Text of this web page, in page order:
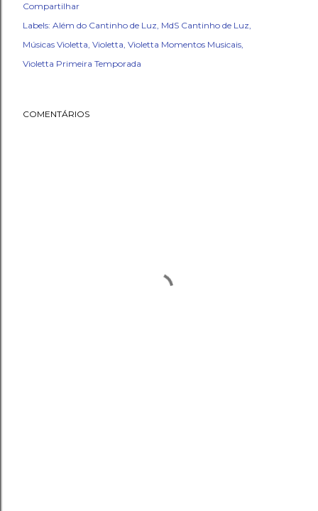
Compartilhar
Labels: Além do Cantinho de Luz MdS Cantinho de Luz
Músicas Violetta Violetta Violetta Momentos Musicais
Violetta Primeira Temporada
COMENTÁRIOS